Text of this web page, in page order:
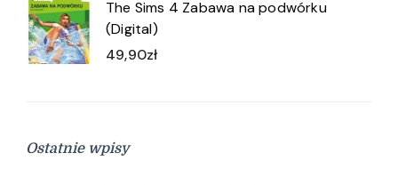
The Sims 4 Zabawa na podwórku
(Digital)
49,90zł
Ostatnie wpisy